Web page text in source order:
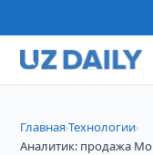
Главная›Технологии›
Аналитик: продажа